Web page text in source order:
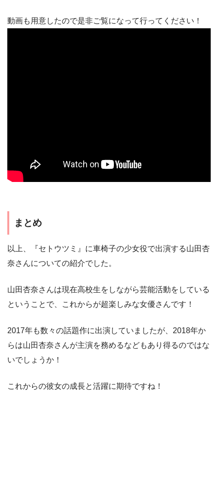
動画も用意したので是非ご覧になって行ってください！
まとめ
以上、『セトウツミ』に車椅子の少女役で出演する山田杏
奈さんについての紹介でした。
山田杏奈さんは現在高校生をしながら芸能活動をしている
ということで、これからが超楽しみな女優さんです！
2017年も数々の話題作に出演していましたが、2018年か
らは山田杏奈さんが主演を務めるなどもあり得るのではな
いでしょうか！
これからの彼女の成長と活躍に期待ですね！